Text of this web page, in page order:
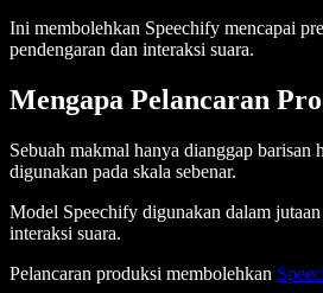
Ini membolehkan Speechify mencapai
pendengaran dan interaksi suara.
Mengapa Pelancaran
Sebuah makmal hanya dianggap barisan
digunakan pada skala sebenar.
Model Speechify digunakan dalam jutaan
interaksi suara.
Pelancaran produksi membolehkan